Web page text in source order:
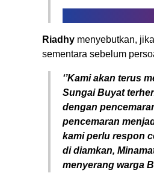
Riadhy menyebutkan,
sementara sebelum
‘’Kami akan terus
Sungai Buyat
dengan
pencemaran
kami perlu respon
di diamkan,
menyerang warga